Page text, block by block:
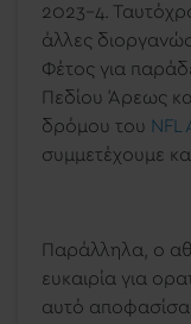
2023-4.
άλλες
Φέτος για
Πεδίου Άρεως
δρόμου του NFL
συμμετέχουμε
Παράλληλα, ο
ευκαιρία για
αυτό